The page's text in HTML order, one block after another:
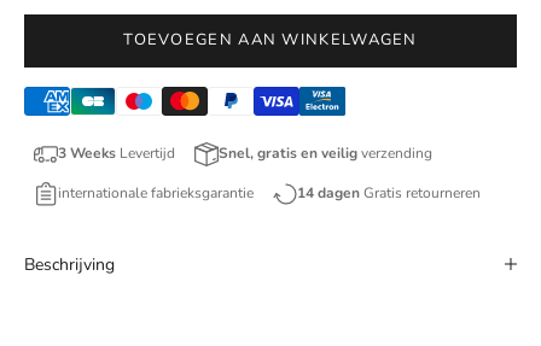
TOEVOEGEN AAN WINKELWAGEN
3 Weeks Levertijd Snel, gratis en veiligverzending
internationale fabrieksgarantie 14 dagenGratis retourneren
Beschrijving